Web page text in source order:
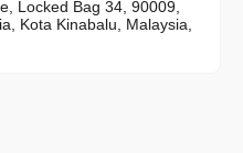
Locked Bag 34, 90009,
Kota Kinabalu, Malaysia,